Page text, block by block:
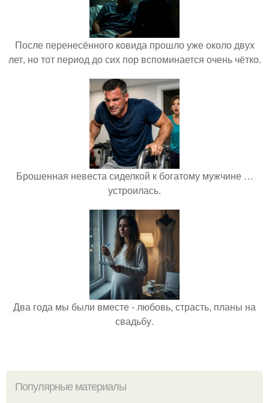
После перенесённого ковида прошло уже около двух
лет, но тот период до сих пор вспоминается очень чётко.
Брошенная невеста сиделкой к богатому мужчине …
устроилась.
Два года мы были вместе - любовь, страсть, планы на
свадьбу.
Популярные материалы